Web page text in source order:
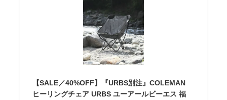
【SALE／40%OFF】『URBS別注』COLEMAN
ヒーリングチェア URBS ユーアールビーエス 福